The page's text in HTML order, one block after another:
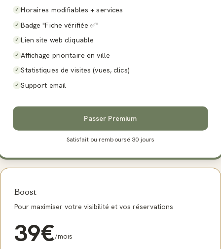
✓ Horaires modifiables + services
✓ Badge "Fiche vérifiée ✅"
✓ Lien site web cliquable
✓ Affichage prioritaire en ville
✓ Statistiques de visites (vues, clics)
✓ Support email
Passer Premium
Satisfait ou remboursé 30 jours
Boost
Pour maximiser votre visibilité et vos réservations
39€/mois